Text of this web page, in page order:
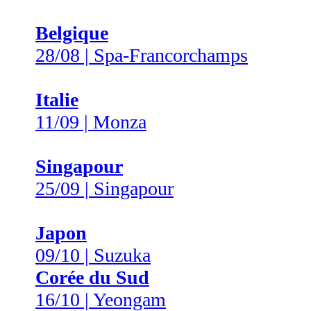
Belgique
28/08 | Spa-Francorchamps
Italie
11/09 | Monza
Singapour
25/09 | Singapour
Japon
09/10 | Suzuka
Corée du Sud
16/10 | Yeongam